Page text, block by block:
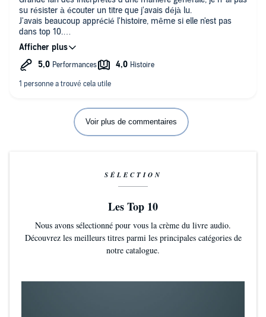
su résister à écouter un titre que j'avais déjà lu.
J'avais beaucoup apprécié l'histoire, même si elle n'est pas
dans top 10.
Mais clairement, les narrateurs la rendent meilleure.
Voir plus de commentaires
SÉLECTION
Les Top 10
Nous avons sélectionné pour vous la crème du livre audio.
Découvrez les meilleurs titres parmi les principales catégories de
notre catalogue.